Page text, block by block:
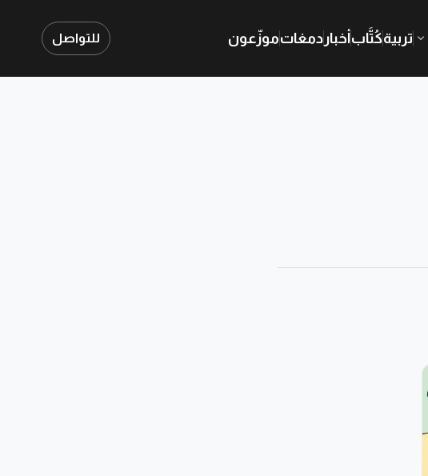
تربيةكُتَّابأخبار دمغاتموزّعون للتواصل